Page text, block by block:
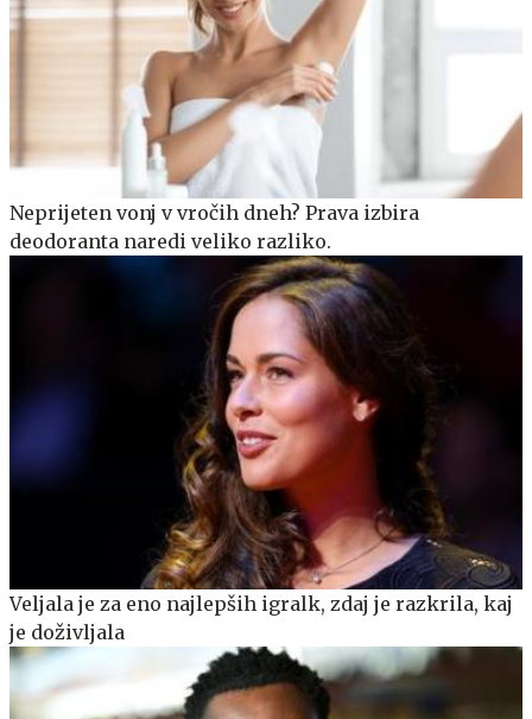
Neprijeten vonj v vročih dneh? Prava izbira
deodoranta naredi veliko razliko.
Veljala je za eno najlepših igralk, zdaj je razkrila, kaj
je doživljala